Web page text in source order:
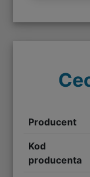
Producent
Kod
producenta